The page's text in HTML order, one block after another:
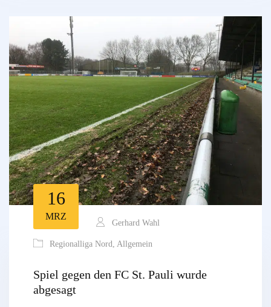
16
MRZ
Gerhard Wahl
Regionalliga Nord, Allgemein
Spiel gegen den FC St. Pauli wurde
abgesagt